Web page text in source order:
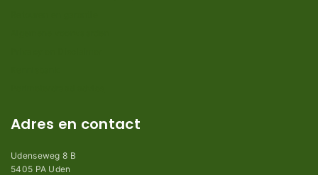
Adres en contact
Udenseweg 8 B
5405 PA Uden